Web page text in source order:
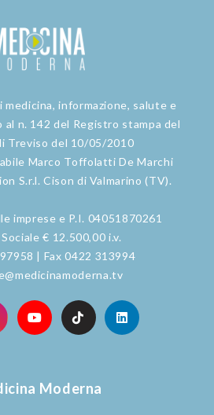
medicina, informazione, salute e
n. 142 del Registro stampa del
Treviso del 10/05/2010
Marco Toffolatti De Marchi
S.r.l. Cison di Valmarino (TV).
imprese e P.I. 04051870261
€ 12.500,00 i.v.
| Fax 0422 313994
Moderna